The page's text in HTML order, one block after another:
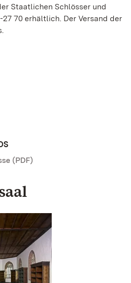
Staatlichen Schlösser und
27 70 erhältlich. Der Versand der
(PDF)